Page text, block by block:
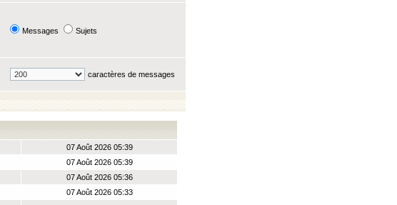
Messages Sujets
caractères de messages
07 Août 2026 05:39
07 Août 2026 05:39
07 Août 2026 05:36
07 Août 2026 05:33